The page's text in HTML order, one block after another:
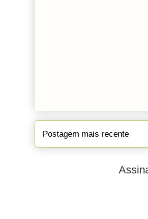
Postagem mais recente